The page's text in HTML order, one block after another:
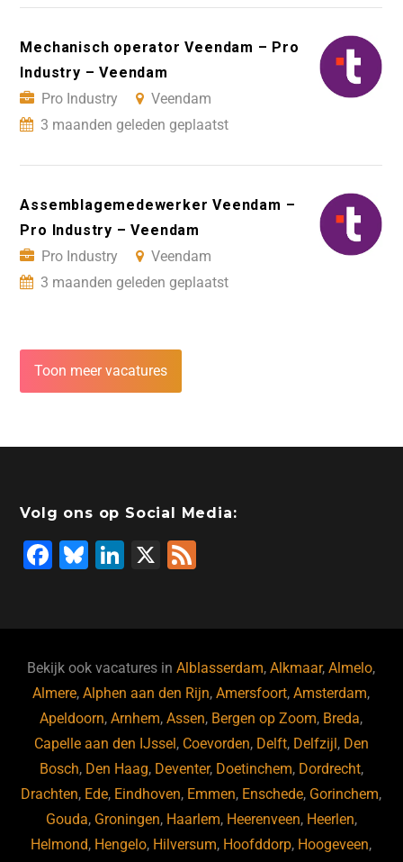
Mechanisch operator Veendam – Pro
Industry – Veendam
Pro Industry
Veendam
3 maanden geleden geplaatst
Assemblagemedewerker Veendam –
Pro Industry – Veendam
Pro Industry
Veendam
3 maanden geleden geplaatst
Toon meer vacatures
Volg ons op Social Media:
F
b
o
o
k
Bl
ky
Li
dI
n
X
Bekijk ook vacatures inAlblasserdam,Alkmaar,Almelo,
Almere,Alphen aan den Rijn,Amersfoort,Amsterdam,
Apeldoorn,Arnhem,Assen, Bergen op Zoom, Breda,
Capelle aan den IJssel , Coevorden, Delft, Delfzijl , Den
Bosch, Den Haag, Deventer, Doetinchem, Dordrecht,
Drachten, Ede, Eindhoven, Emmen, Enschede, Gorinchem,
Gouda, Groningen, Haarlem, Heerenveen, Heerlen,
Helmond, Hengelo, Hilversum, Hoofddorp, Hoogeveen,